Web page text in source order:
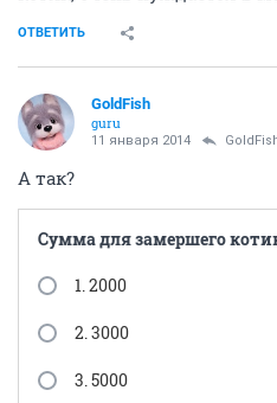
ОТВЕТИТЬ
GoldFish
guru
11 января 2014
А так?
Сумма для замершего
1. 2000
2. 3000
3. 5000